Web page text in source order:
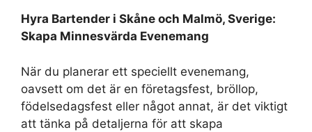
Hyra Bartender i Skåne och Malmö, Sverige:
Skapa Minnesvärda Evenemang
När du planerar ett speciellt evenemang,
oavsett om det är en företagsfest, bröllop,
födelsedagsfest eller något annat, är det viktigt
att tänka på detaljerna för att skapa